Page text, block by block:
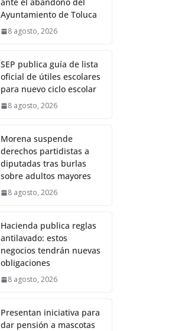
ante el abandono del
Ayuntamiento de Toluca
8 agosto, 2026
SEP publica guía de lista
oficial de útiles escolares
para nuevo ciclo escolar
8 agosto, 2026
Morena suspende
derechos partidistas a
diputadas tras burlas
sobre adultos mayores
8 agosto, 2026
Hacienda publica reglas
antilavado: estos
negocios tendrán nuevas
obligaciones
8 agosto, 2026
Presentan iniciativa para
dar pensión a mascotas